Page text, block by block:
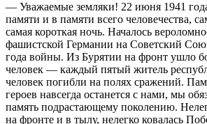
— Уважаемые земляки! 22 июня 1941
памяти и в памяти всего человечества,
самая короткая ночь. Началось
фашистской Германии на Советский
года войны. Из Бурятии на фронт ушло
человек — каждый пятый житель
человек погибли на полях сражений.
героев навсегда останется с нами, мы
память подрастающему поколению.
на фронте и в тылу, нелегко ковалась